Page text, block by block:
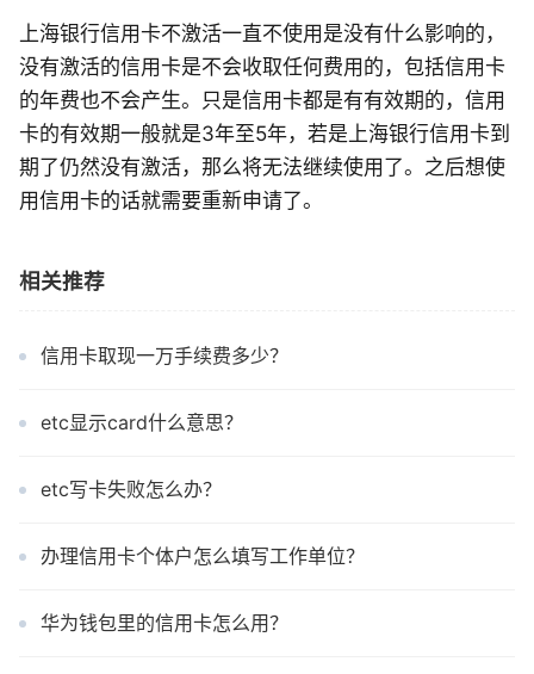
上海银行信用卡不激活一直不使用是没有什么影响的，
没有激活的信用卡是不会收取任何费用的，包括信用卡
的年费也不会产生。只是信用卡都是有有效期的，信用
卡的有效期一般就是3年至5年，若是上海银行信用卡到
期了仍然没有激活，那么将无法继续使用了。之后想使
用信用卡的话就需要重新申请了。
相关推荐
信用卡取现一万手续费多少？
etc显示card什么意思？
etc写卡失败怎么办？
办理信用卡个体户怎么填写工作单位？
华为钱包里的信用卡怎么用？